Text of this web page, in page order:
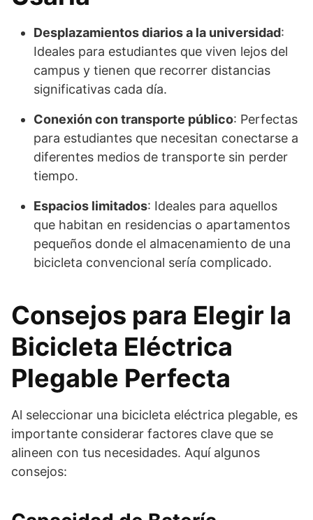
Desplazamientos diarios a la universidad:
Ideales para estudiantes que viven lejos del
campus y tienen que recorrer distancias
significativas cada día.
Conexión con transporte público: Perfectas
para estudiantes que necesitan conectarse a
diferentes medios de transporte sin perder
tiempo.
Espacios limitados: Ideales para aquellos
que habitan en residencias o apartamentos
pequeños donde el almacenamiento de una
bicicleta convencional sería complicado.
Consejos para Elegir la
Bicicleta Eléctrica
Plegable Perfecta
Al seleccionar una bicicleta eléctrica plegable, es
importante considerar factores clave que se
alineen con tus necesidades. Aquí algunos
consejos: